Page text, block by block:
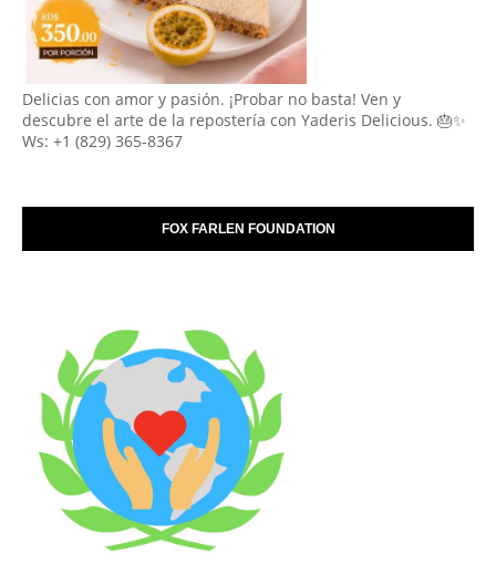
Delicias con amor y pasión. ¡Probar no basta! Ven y
descubre el arte de la repostería con Yaderis Delicious. 🎂✨
Ws: +1 (829) 365-8367
FOX FARLEN FOUNDATION